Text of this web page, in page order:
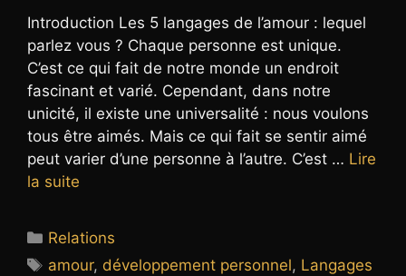
Introduction Les 5 langages de l’amour : lequel
parlez vous ? Chaque personne est unique.
C’est ce qui fait de notre monde un endroit
fascinant et varié. Cependant, dans notre
unicité, il existe une universalité : nous voulons
tous être aimés. Mais ce qui fait se sentir aimé
peut varier d’une personne à l’autre. C’est … Lire
la suite
Catégories
Relations
Étiquettes
amour, développement personnel, Langages